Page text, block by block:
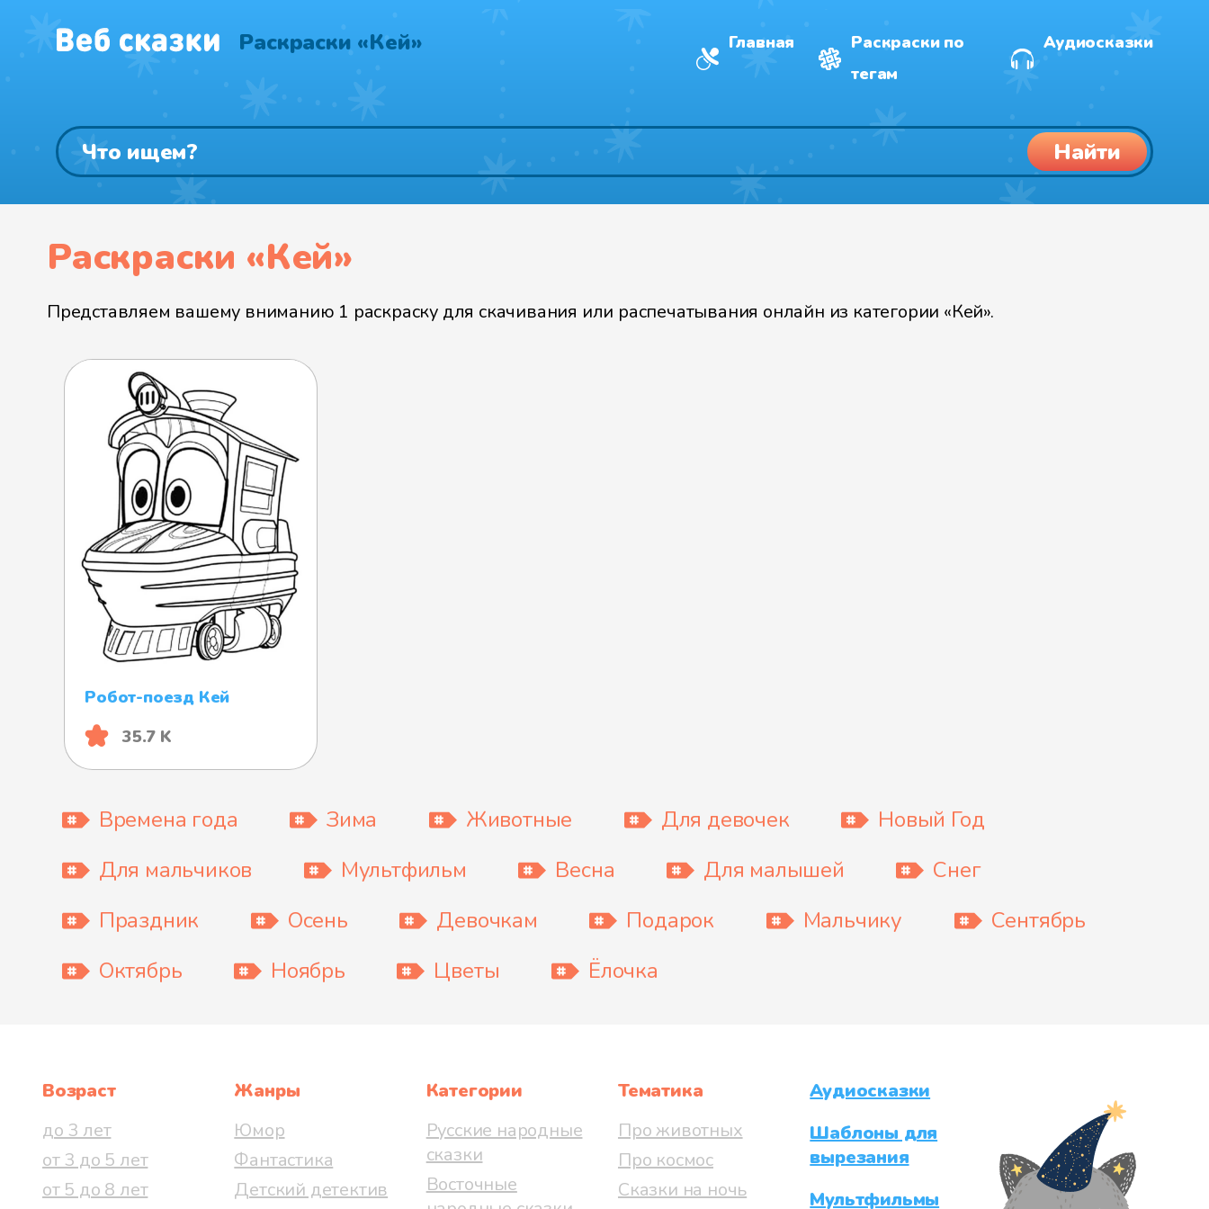
Раскраски «Кей» Главная
Раскраски по
тегам
Аудиосказки
Найти
Раскраски «Кей»
Представляем вашему вниманию 1 раскраску для скачивания или распечатывания онлайн из категории «Кей».
Робот-поезд Кей
35.7 K
Времена года Зима Животные Для девочек
Новый Год
Для мальчиков
Мультфильм Весна Для малышей
Снег
Праздник
Осень Девочкам Подарок Мальчику
Сентябрь
Октябрь
Ноябрь Цветы Ёлочка
Возраст
до 3 лет
от 3 до 5 лет
от 5 до 8 лет
Жанры
Юмор
Фантастика
Детский детектив
Категории
Русские народные
сказки
Восточные
Тематика
Про животных
Про космос
Сказки на ночь
Аудиосказки
Шаблоны для
вырезания
Мультфильмы